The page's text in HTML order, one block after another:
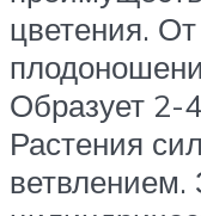
цветения.
Образует 2-
Растения
ветвлением.